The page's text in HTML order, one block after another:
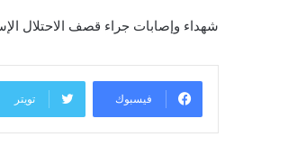
شهداء وإصابات جراء قصف الاحتلال
فيسبوك تويتر